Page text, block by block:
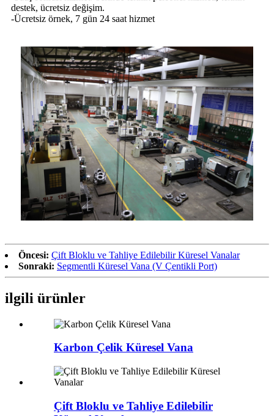
destek, ücretsiz değişim.
-Ücretsiz örnek, 7 gün 24 saat hizmet
Öncesi: Çift Bloklu ve Tahliye Edilebilir Küresel Vanalar
Sonraki: Segmentli Küresel Vana (V Çentikli Port)
ilgili ürünler
Karbon Çelik Küresel Vana
Çift Bloklu ve Tahliye Edilebilir